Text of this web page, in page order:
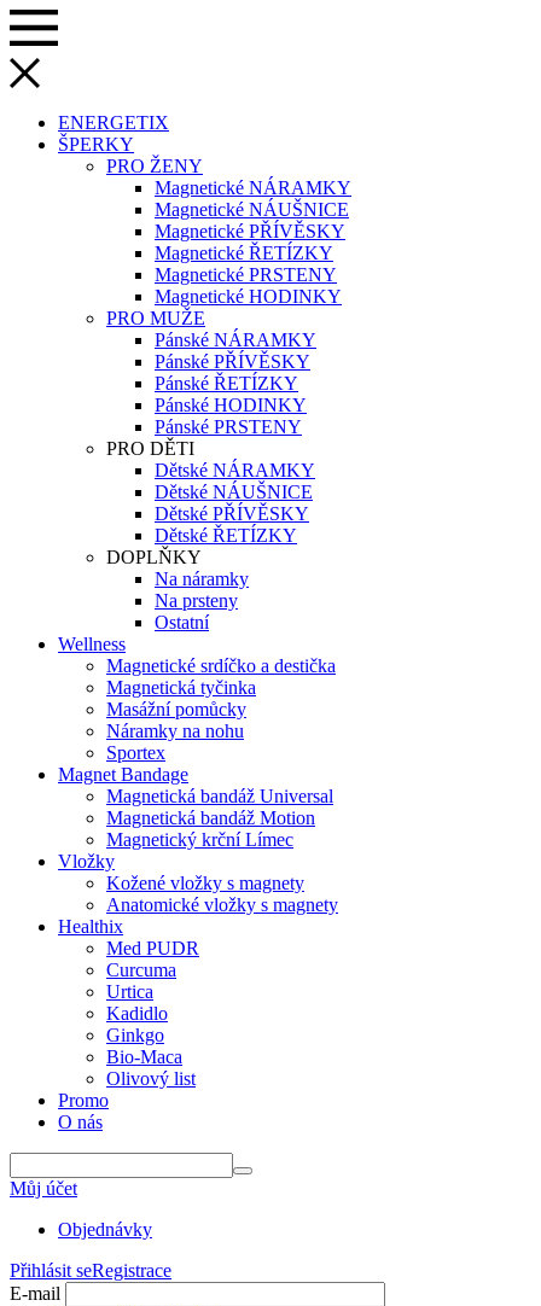
ENERGETIX
ŠPERKY
PRO ŽENY
Magnetické NÁRAMKY
Magnetické NÁUŠNICE
Magnetické PŘÍVĚSKY
Magnetické ŘETÍZKY
Magnetické PRSTENY
Magnetické HODINKY
PRO MUŽE
Pánské NÁRAMKY
Pánské PŘÍVĚSKY
Pánské ŘETÍZKY
Pánské HODINKY
Pánské PRSTENY
PRO DĚTI
Dětské NÁRAMKY
Dětské NÁUŠNICE
Dětské PŘÍVĚSKY
Dětské ŘETÍZKY
DOPLŇKY
Na náramky
Na prsteny
Ostatní
Wellness
Magnetické srdíčko a destička
Magnetická tyčinka
Masážní pomůcky
Náramky na nohu
Sportex
Magnet Bandage
Magnetická bandáž Universal
Magnetická bandáž Motion
Magnetický krční Límec
Vložky
Kožené vložky s magnety
Anatomické vložky s magnety
Healthix
Med PUDR
Curcuma
Urtica
Kadidlo
Ginkgo
Bio-Maca
Olivový list
Promo
O nás
Můj účet
Objednávky
Přihlásit seRegistrace
E-mail